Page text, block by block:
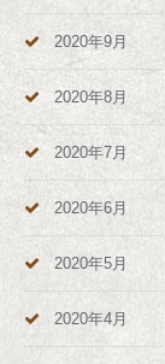
2020年9月
2020年8月
2020年7月
2020年6月
2020年5月
2020年4月